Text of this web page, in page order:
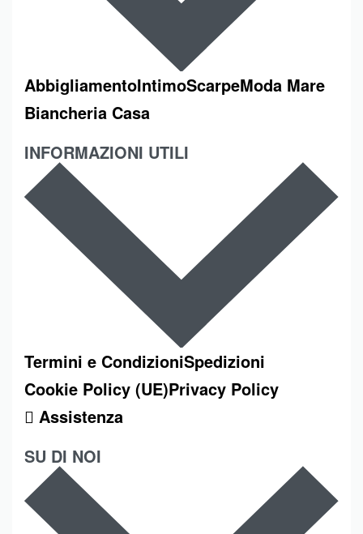
AbbigliamentoIntimoScarpeModa Mare
Biancheria Casa
SU DI NOI
INFORMAZIONI UTILI
Termini e CondizioniSpedizioni
Cookie Policy (UE)Privacy Policy
Assistenza